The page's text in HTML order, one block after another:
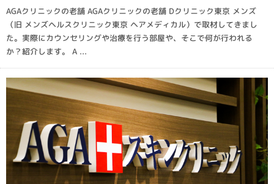
AGAクリニックの老舗 AGAクリニックの老舗 Dクリニック東京 メンズ
（旧 メンズヘルスクリニック東京 ヘアメディカル）で取材してきまし
た。実際にカウンセリングや治療を行う部屋や、そこで何が行われる
か？紹介します。 A ...